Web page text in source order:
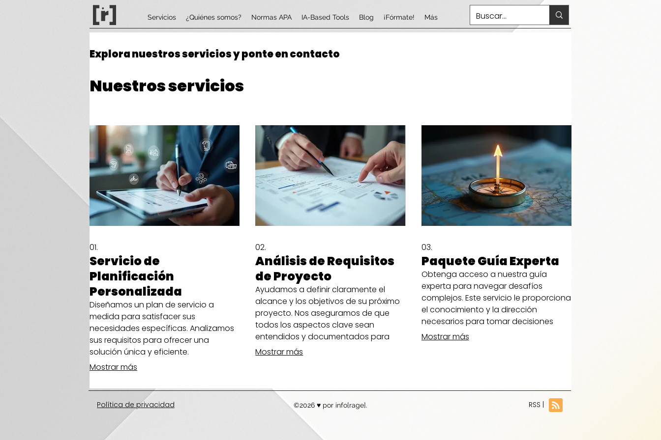
Servicios ¿Quiénes somos? Normas APA IA-Based Tools Blog ¡Fórmate! Más
Explora nuestros servicios y ponte en contacto
Nuestros servicios
01.
Servicio de
Planificación
Personalizada
Diseñamos un plan de servicio a
medida para satisfacer sus
necesidades específicas. Analizamos
sus requisitos para ofrecer una
solución única y eficiente.
Mostrar más
02.
Análisis de Requisitos
de Proyecto
Ayudamos a definir claramente el
alcance y los objetivos de su próximo
proyecto. Nos aseguramos de que
todos los aspectos clave sean
entendidos y documentados para
sentar bases sólidas.
Mostrar más
03.
Paquete Guía Experta
Obtenga acceso a nuestra guía
experta para navegar desafíos
complejos. Este servicio le proporciona
el conocimiento y la dirección
necesarios para tomar decisiones
informadas.
Mostrar más
Política de privacidad ©2026 ♥ por info[rage]. RSS |